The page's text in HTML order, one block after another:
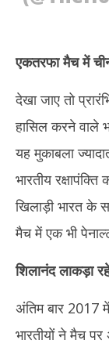
एकतरफा मैच में
देखा जाए तो
हासिल करने वाले
यह मुकाबला
भारतीय
खिलाड़ी भारत के
मैच में एक भी
शिलानंद लाकड़ा
अंतिम बार 2017
भारतीयों ने मैच